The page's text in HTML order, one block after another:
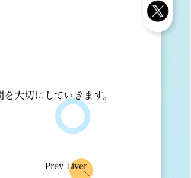
大切にしていきます。
Prev Liver